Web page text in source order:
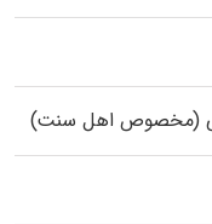
(مخصوص اهل سنت)